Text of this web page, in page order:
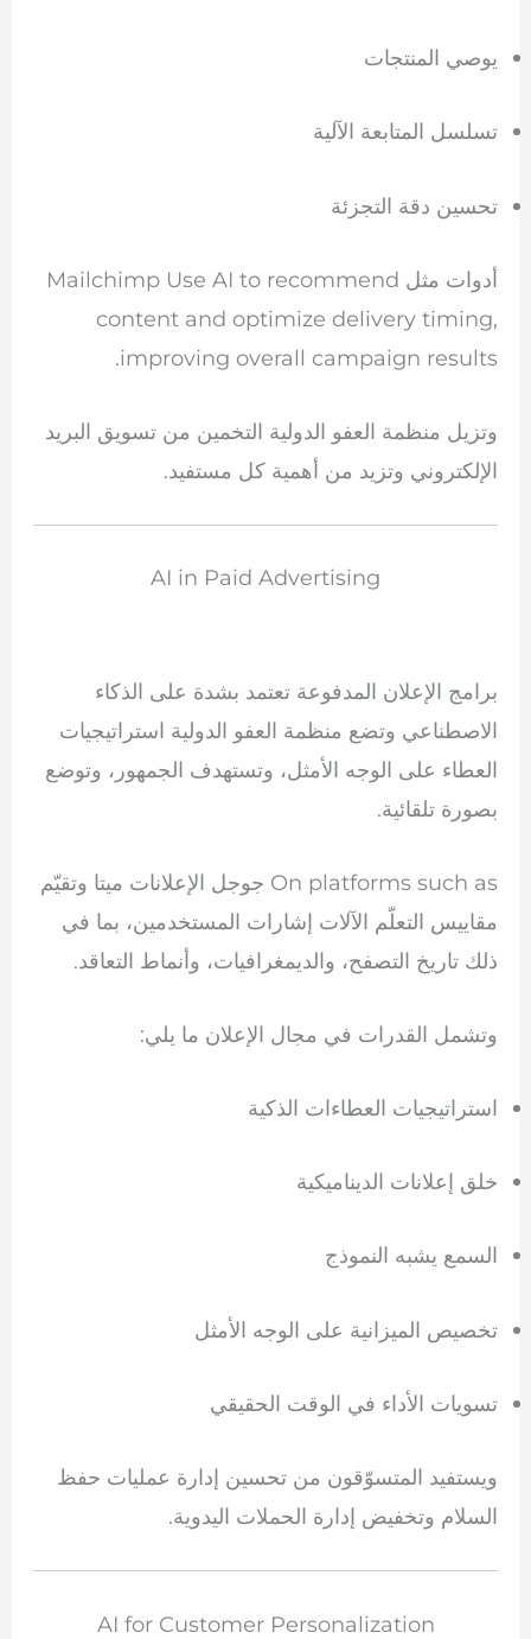
يوصي المنتجات
تسلسل المتابعة الآلية
تحسين دقة التجزئة
أدوات مثل MailchimpUse AI to recommend
content and optimize delivery timing,
improving overall campaign results.
وتزيل منظمة العفو الدولية التخمين من تسويق البريد
الإلكتروني وتزيد من أهمية كل مستفيد.
AI in Paid Advertising
برامج الإعلان المدفوعة تعتمد بشدة على الذكاء
الاصطناعي وتضع منظمة العفو الدولية استراتيجيات
العطاء على الوجه الأمثل، وتستهدف الجمهور، وتوضع
بصورة تلقائية.
On platforms such as جوجل الإعلانات ميتا وتقيّم
مقاييس التعلّم الآلات إشارات المستخدمين، بما في
ذلك تاريخ التصفح، والديمغرافيات، وأنماط التعاقد.
وتشمل القدرات في مجال الإعلان ما يلي:
استراتيجيات العطاءات الذكية
خلق إعلانات الديناميكية
السمع يشبه النموذج
تخصيص الميزانية على الوجه الأمثل
تسويات الأداء في الوقت الحقيقي
ويستفيد المتسوّقون من تحسين إدارة عمليات حفظ
السلام وتخفيض إدارة الحملات اليدوية.
AI for Customer Personalization